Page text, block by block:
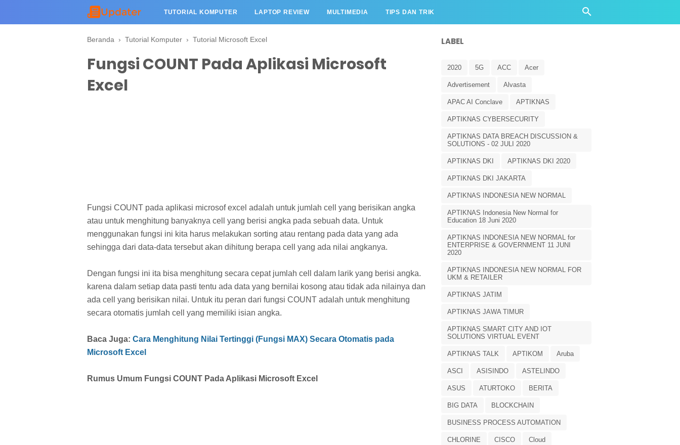
TUTORIAL KOMPUTER LAPTOP REVIEW MULTIMEDIA TIPS DAN TRIK
Beranda › Tutorial Komputer › Tutorial Microsoft Excel
Fungsi COUNT Pada Aplikasi Microsoft
Excel
Fungsi COUNT pada aplikasi microsof excel adalah untuk jumlah cell yang berisikan angka
atau untuk menghitung banyaknya cell yang berisi angka pada sebuah data. Untuk
menggunakan fungsi ini kita harus melakukan sorting atau rentang pada data yang ada
sehingga dari data-data tersebut akan dihitung berapa cell yang ada nilai angkanya.
Dengan fungsi ini ita bisa menghitung secara cepat jumlah cell dalam larik yang berisi angka.
karena dalam setiap data pasti tentu ada data yang bernilai kosong atau tidak ada nilainya dan
ada cell yang berisikan nilai. Untuk itu peran dari fungsi COUNT adalah untuk menghitung
secara otomatis jumlah cell yang memiliki isian angka.
Baca Juga: Cara Menghitung Nilai Tertinggi (Fungsi MAX) Secara Otomatis pada
Microsoft Excel
Rumus Umum Fungsi COUNT Pada Aplikasi Microsoft Excel
LABEL
2020 5G ACC Acer
Advertisement Alvasta
APAC AI Conclave APTIKNAS
APTIKNAS CYBERSECURITY
APTIKNAS DATA BREACH DISCUSSION &
SOLUTIONS - 02 JULI 2020
APTIKNAS DKI APTIKNAS DKI 2020
APTIKNAS DKI JAKARTA
APTIKNAS INDONESIA NEW NORMAL
APTIKNAS Indonesia New Normal for
Education 18 Juni 2020
APTIKNAS INDONESIA NEW NORMAL for
ENTERPRISE & GOVERNMENT 11 JUNI
2020
APTIKNAS INDONESIA NEW NORMAL FOR
UKM & RETAILER
APTIKNAS JATIM
APTIKNAS JAWA TIMUR
APTIKNAS SMART CITY AND IOT
SOLUTIONS VIRTUAL EVENT
APTIKNAS TALK APTIKOM Aruba
ASCI ASISINDO ASTELINDO
ASUS ATURTOKO BERITA
BIG DATA BLOCKCHAIN
BUSINESS PROCESS AUTOMATION
CHLORINE CISCO Cloud